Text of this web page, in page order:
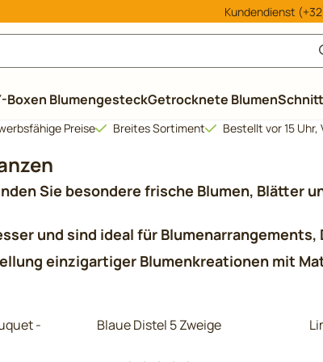
zulassen. Kundendienst
Boxen BlumengesteckGetrocknete Blumen
Preise Breites Sortiment Bestellt vor 15 Uhr,
Sie besondere frische Blumen, Blätter
und sind ideal für
einzigartiger Blumenkreationen mit
-
Blaue Distel 5 Zweige